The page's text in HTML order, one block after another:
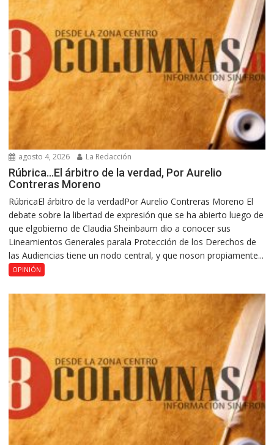
agosto 4, 2026 La Redacción
Rúbrica…El árbitro de la verdad, Por Aurelio
Contreras Moreno
RúbricaEl árbitro de la verdadPor Aurelio Contreras Moreno El
debate sobre la libertad de expresión que se ha abierto luego de
que elgobierno de Claudia Sheinbaum dio a conocer sus
Lineamientos Generales parala Protección de los Derechos de
las Audiencias tiene un nodo central, y que noson propiamente...
OPINIÓN